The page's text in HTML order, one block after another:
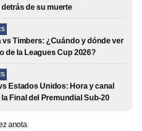
de su muerte
vs Timbers: ¿Cuándo y dónde ver
de la Leagues Cup 2026?
Estados Unidos: Hora y canal
la Final del Premundial Sub-20
anota